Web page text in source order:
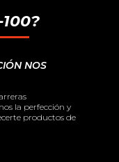
NOS
la perfección y
productos de